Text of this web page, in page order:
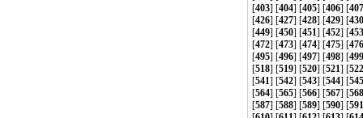
[403] [404] [405] [406] [407
[426] [427] [428] [429] [430
[449] [450] [451] [452] [453
[472] [473] [474] [475] [476
[495] [496] [497] [498] [499
[518] [519] [520] [521] [522
[541] [542] [543] [544] [545
[564] [565] [566] [567] [568
[587] [588] [589] [590] [591